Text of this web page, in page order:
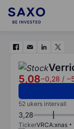
5,08−0,28 /
52 ukers intervall
3,28
TickerVRCA:xnas